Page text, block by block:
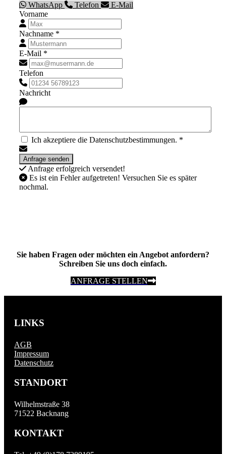
WhatsApp Telefon
E-Mail
Vorname
Nachname *
E-Mail *
Telefon
Nachricht
Ich akzeptiere die Datenschutzbestimmungen. *
Anfrage erfolgreich versendet!
Es ist ein Fehler aufgetreten! Versuchen Sie es später
nochmal.
Sie haben Fragen oder möchten ein Angebot anfordern?
Schreiben Sie uns doch einfach.
ANFRAGE STELLEN
LINKS
AGB
Impressum
Datenschutz
STANDORT
Wilhelmstraße 38
71522 Backnang
KONTAKT